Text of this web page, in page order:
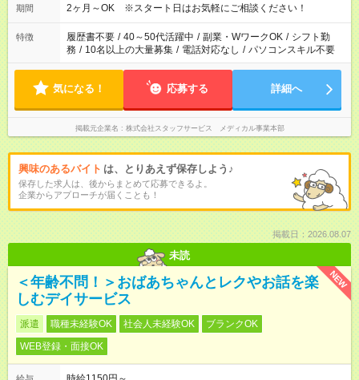
期間 2ヶ月～OK ※スタート日はお気軽にご相談ください！
特徴 履歴書不要 / 40～50代活躍中 / 副業・WワークOK / シフト勤
務 / 10名以上の大量募集 / 電話対応なし / パソコンスキル不要
気になる！ 応募する 詳細へ
掲載元企業名 株式会社スタッフサービス メディカル事業本部
興味のあるバイト は、とりあえず保存しよう♪
保存した求人は、後からまとめて応募できるよ。
企業からアプローチが届くことも！
掲載日：2026.08.07
未読
NEW
＜年齢不問！＞おばあちゃんとレクやお話を楽
しむデイサービス
派遣 職種未経験OK 社会人未経験OK
ブランクOK
WEB登録・面接OK